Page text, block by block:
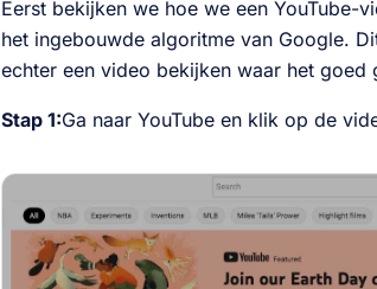
Eerst bekijken we hoe we een YouTube-
het ingebouwde algoritme van Google.
echter een video bekijken waar het
Stap 1:Ga naar YouTube en klik op de